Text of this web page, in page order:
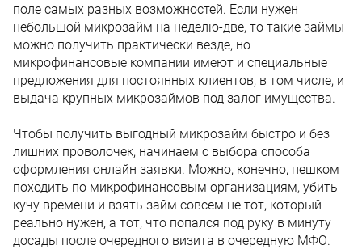
поле самых разных возможностей. Если нужен
небольшой микрозайм на неделю-две, то такие займы
можно получить практически везде, но
микрофинансовые компании имеют и специальные
предложения для постоянных клиентов, в том числе, и
выдача крупных микрозаймов под залог имущества.
Чтобы получить выгодный микрозайм быстро и без
лишних проволочек, начинаем с выбора способа
оформления онлайн заявки. Можно, конечно, пешком
походить по микрофинансовым организациям, убить
кучу времени и взять займ совсем не тот, который
реально нужен, а тот, что попался под руку в минуту
досады после очередного визита в очередную МФО.